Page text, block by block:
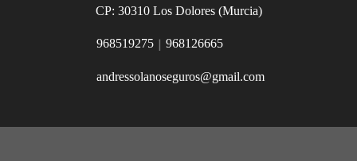
CP: 30310 Los Dolores (Murcia)
968519275 | 968126665
andressolanoseguros@gmail.com